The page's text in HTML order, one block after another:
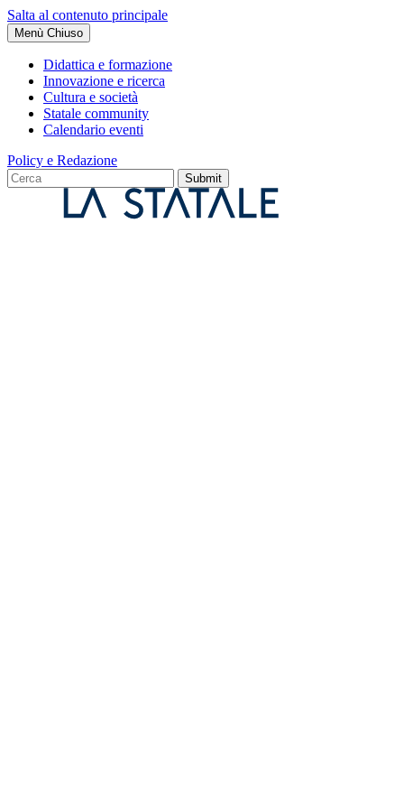
Salta al contenuto principale
Menù Chiuso
Didattica e formazione
Innovazione e ricerca
Cultura e società
Statale community
Calendario eventi
Policy e Redazione